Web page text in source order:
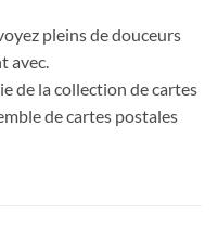
pleins de douceurs
avec.
de la collection de cartes
de cartes postales